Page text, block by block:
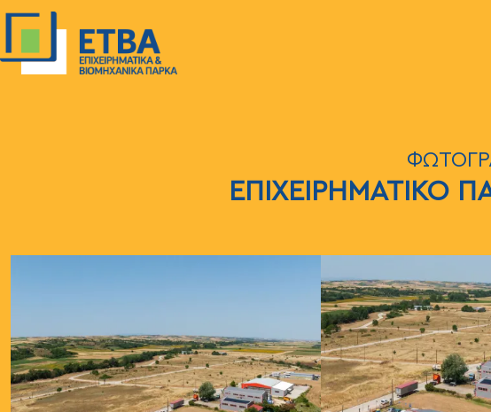
Παράκαμψη προς το κυρίως περιεχόμενο
ΕΠΙΧΕΙΡΗΜΑΤΙΚΟ